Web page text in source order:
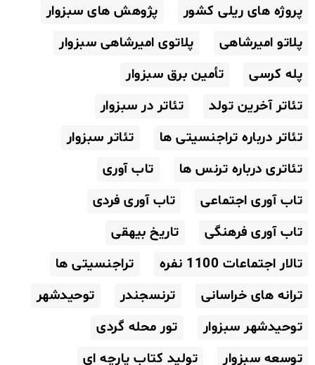
پروژه های ریلی کشور
پژوهش های سبزوار
پلاتو امیرشاهی
پلاتوی امیرشاهی سبزوار
پله کرسی
تأمین برق سبزوار
تئاتر آخرین تولد
تئاتر در سبزوار
تئاتر درباره تراجنسیتی ها
تئاتر سبزوار
تئاتری درباره ترنس ها
تاب آوری
تاب آوری اجتماعی
تاب آوری فردی
تاب آوری فرهنگی
تاریخ بیهقی
تالار اجتماعات 1100 نفره
تراجنسیتی ها
ترانه های خراسانی
ترنسجندر
توحیدشهر
توحیدشهر سبزوار
تور محله گردی
توسعه سبزوار
تولید کتاب پارچه ای